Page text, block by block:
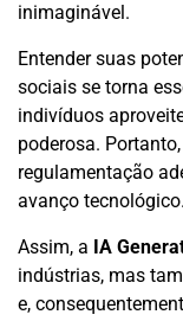
inimaginável.
Entender suas
sociais se torna
indivíduos
poderosa.
regulamentação
avanço tecnológico.
Assim, a IA
indústrias, mas
e,